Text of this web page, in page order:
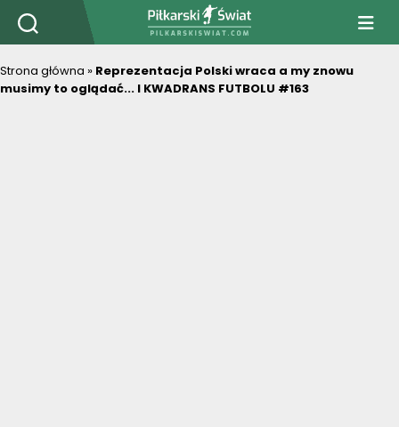
PiłkarskiSwiat.com
Strona główna » Reprezentacja Polski wraca a my znowu
musimy to oglądać... I KWADRANS FUTBOLU #163